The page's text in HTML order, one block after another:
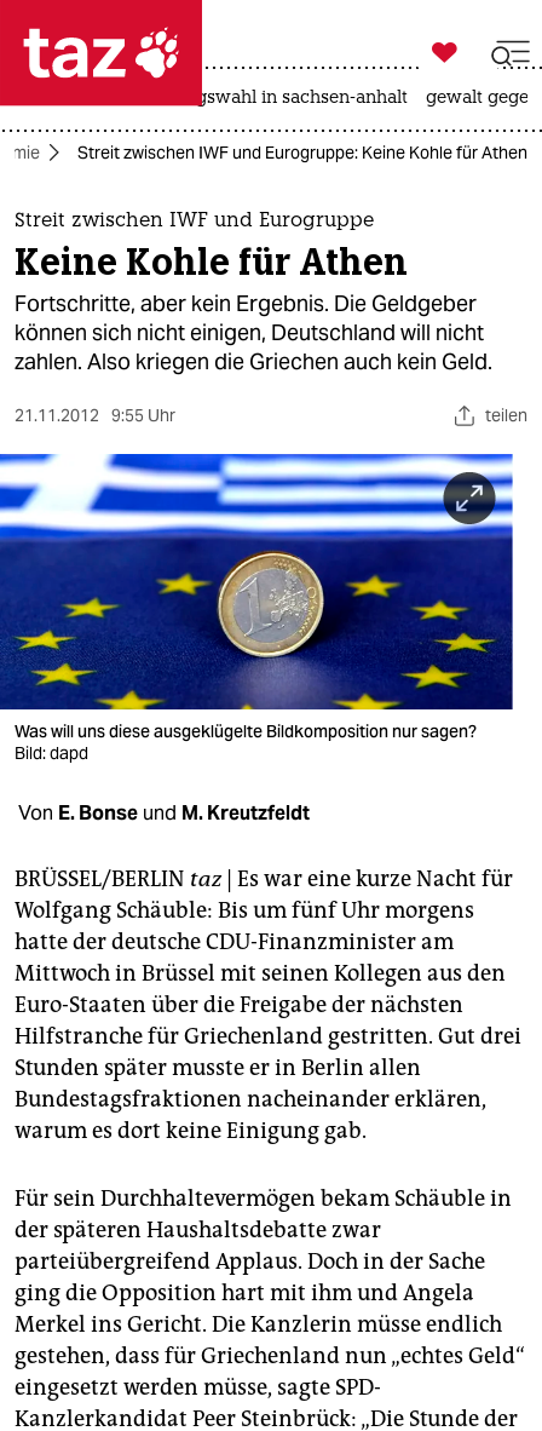
 taz zahl ich
taz zahl ich
themen
politik
öko
sport
berlin
nord
wahrheit
verlag
verlag
veranstaltungen
fragen & hilfe
unterstützen
abo
genossenschaft
epaper login

taz zahl ich
landtagswahl in sachsen-anhalt gewalt
Streit zwischen IWF und Eurogruppe: Keine Kohle für Athen
Streit zwischen IWF und Eurogruppe
Keine Kohle für Athen
Fortschritte, aber kein Ergebnis. Die Geldgeber
können sich nicht einigen, Deutschland will nicht
zahlen. Also kriegen die Griechen auch kein Geld.
21.11.2012 9:55 Uhr teilen
Was will uns diese ausgeklügelte Bildkomposition nur sagen?
Bild: dapd
Von E. Bonse und M. Kreutzfeldt
BRÜSSEL/BERLIN taz| Es war eine kurze Nacht für
Wolfgang Schäuble: Bis um fünf Uhr morgens
hatte der deutsche CDU-Finanzminister am
Mittwoch in Brüssel mit seinen Kollegen aus den
Euro-Staaten über die Freigabe der nächsten
Hilfstranche für Griechenland gestritten. Gut drei
Stunden später musste er in Berlin allen
Bundestagsfraktionen nacheinander erklären,
warum es dort keine Einigung gab.
Für sein Durchhaltevermögen bekam Schäuble in
der späteren Haushaltsdebatte zwar
parteiübergreifend Applaus. Doch in der Sache
ging die Opposition hart mit ihm und Angela
Merkel ins Gericht. Die Kanzlerin müsse endlich
gestehen, dass für Griechenland nun „echtes Geld“
eingesetzt werden müsse, sagte SPD-
Kanzlerkandidat Peer Steinbrück: „Die Stunde der